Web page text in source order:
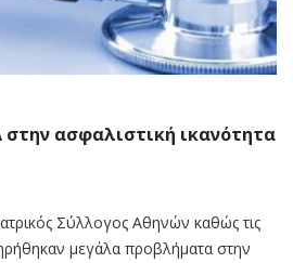
ασφαλιστική ικανότητα
Σύλλογος Αθηνών καθώς τις
μεγάλα προβλήματα στην